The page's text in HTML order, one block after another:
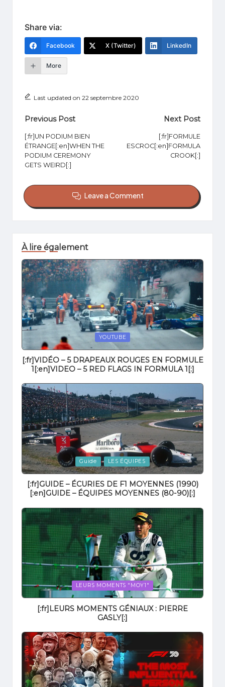
Share via:
Facebook X (Twitter) LinkedIn
More
Last updated on 22 septembre 2020
Post
navigation
Previous Post
[:fr]UN PODIUM BIEN
ÉTRANGE[:en]WHEN THE
PODIUM CEREMONY
GETS WEIRD[:]
Next Post
[:fr]FORMULE
ESCROC[:en]FORMULA
CROOK[:]
Leave a Comment
À lire également
in
YOUTUBE
[:fr]VIDÉO – 5 DRAPEAUX ROUGES EN FORMULE
1[:en]VIDEO – 5 RED FLAGS IN FORMULA 1[:]
Posted
in
Guide LES ÉQUIPES
[:fr]GUIDE – ÉCURIES DE F1 MOYENNES (1990)
[:en]GUIDE – ÉQUIPES MOYENNES (80-90)[:]
Posted
LEURS MOMENTS "MOY1"
[:fr]LEURS MOMENTS GÉNIAUX : PIERRE
GASLY[:]